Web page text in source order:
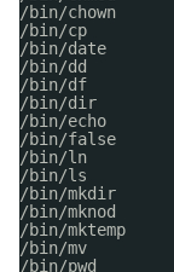
/bin/chown
/bin/cp
/bin/date
/bin/dd
/bin/df
/bin/dir
/bin/echo
/bin/false
/bin/ln
/bin/ls
/bin/mkdir
/bin/mknod
/bin/mktemp
/bin/mv
/bin/pwd